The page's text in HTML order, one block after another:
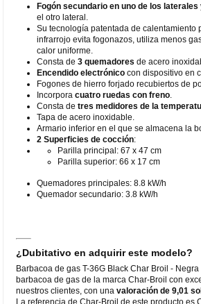
Fogón secundario en uno de los laterales
el otro lateral.
Su tecnología patentada de calentamiento
infrarrojo evita fogonazos, utiliza menos
calor uniforme.
Consta de3 quemadores de acero
Encendido electrónico con dispositivo en
Fogones de hierro forjado recubiertos de
Incorporacuatro ruedas con freno
Consta detres medidores de la
Tapa de acero inoxidable.
Armario inferior en el que se almacena la
2 Superficies de cocción:
Parilla principal: 67 x 47 cm
Parilla superior: 66 x 17 cm
Quemadores principales: 8.8 kW/h
Quemador secundario: 3.8 kW/h
¿Dubitativo en adquirir este modelo?
Barbacoa de gas T-36G Black Char Broil -
barbacoa de gas de la marca Char-Broil con
nuestros clientes, con unavaloración de 9,01
La referencia de Char-Broil de este producto es